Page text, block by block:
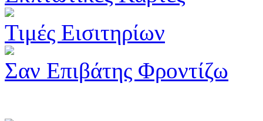
Τιμές Εισιτηρίων
Σαν Επιβάτης Φροντίζω